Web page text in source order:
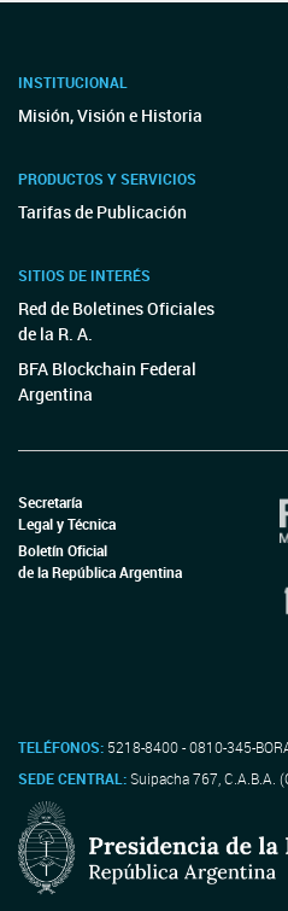
INSTITUCIONAL
Misión, Visión e Historia
PRODUCTOS Y SERVICIOS
Tarifas de Publicación
SITIOS DE INTERÉS
Red de Boletines Oficiales
de la R. A.
BFA Blockchain Federal
Argentina
Secretaría
Legal y Técnica
Boletín Oficial
de la República Argentina
TELÉFONOS: 5218-8400 - 0810-345-
SEDE CENTRAL:Suipacha 767, C.A.B.A.